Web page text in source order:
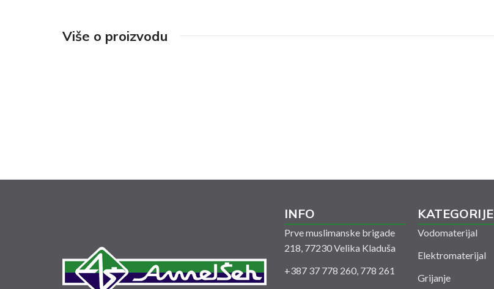
Više o proizvodu
INFO
Prve muslimanske brigade
218, 77230 Velika Kladuša
+387 37 778 260, 778 261
KATEGORIJE
Vodomaterijal
Elektromaterijal
Grijanje